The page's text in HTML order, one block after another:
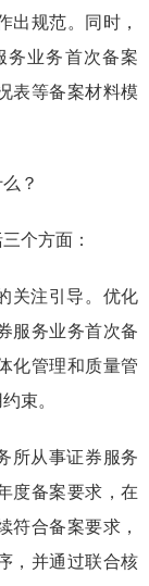
出规范。同时，
务业务首次备案
表等备案材料模
？
个方面：
关注引导。 优化
服务业务首次备
化管理和质量管
约束。
所从事证券服务
度备案要求，在
符合备案要求，
， 并通过联合核